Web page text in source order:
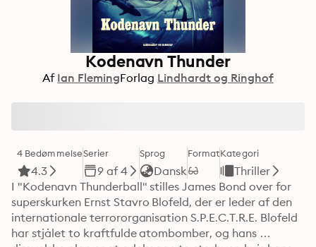
Kodenavn Thunder
Af Ian FlemingForlag Lindhardt og Ringhof
4 Bedømmelse
4.3
Serier
9 af 4
Sprog
Dansk
FormatKategori
Thriller
I "Kodenavn Thunderball" stilles James Bond over for
superskurken Ernst Stavro Blofeld, der er leder af den
internationale terrororganisation S.P.E.C.T.R.E. Blofeld
har stjålet to kraftfulde atombomber, og hans